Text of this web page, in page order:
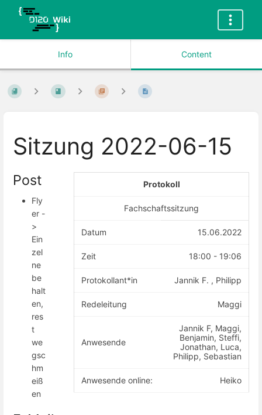
Info Content
Sitzung 2022-06-15
Protokoll
Fachschaftssitzung
Datum 15.06.2022
Zeit 18:00 - 19:06
Protokollant*in Jannik F. , Philipp
Redeleitung Maggi
Anwesende
Jannik F, Maggi,
Benjamin, Steffi,
Jonathan, Luca,
Philipp, Sebastian
Anwesende online: Heiko
Post
Fly
er -
>
Ein
zel
ne
be
halt
en,
res
t
we
gsc
hm
eiß
en